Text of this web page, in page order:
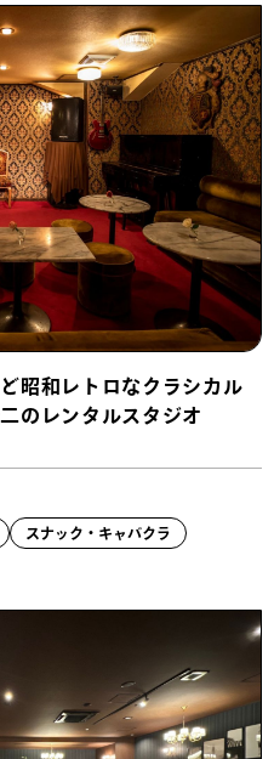
昭和レトロなクラシカル
のレンタルスタジオ
スナック・キャバクラ